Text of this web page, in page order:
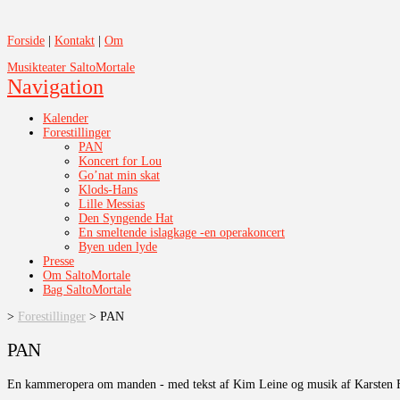
Forside Kontakt
Om
Musikteater SaltoMortale
Navigation
Kalender
Forestillinger
PAN
Koncert for Lou
Go’nat min skat
Klods-Hans
Lille Messias
Den Syngende Hat
En smeltende islagkage -en operakoncert
Byen uden lyde
Presse
Om SaltoMortale
Bag SaltoMortale
> Forestillinger > PAN
PAN
En kammeropera om manden - med tekst af Kim Leine og musik af Karsten